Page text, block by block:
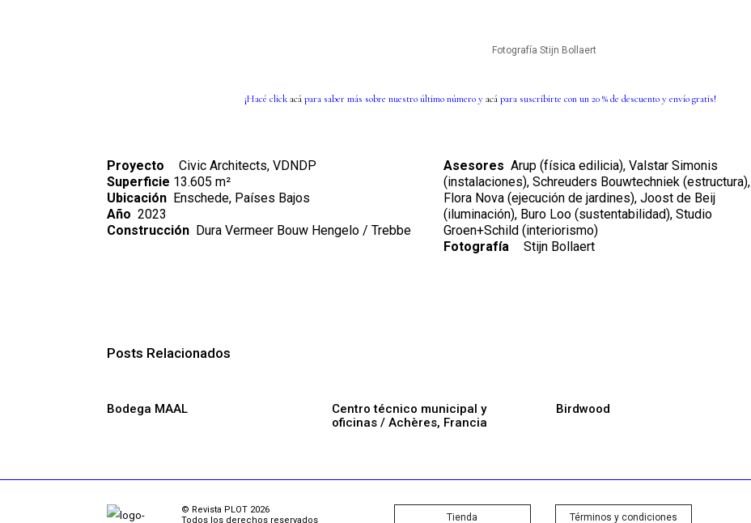
Fotografía Stijn Bollaert
¡Hacé clickacápara saber más sobre nuestro último número yacápara suscribirte con un 20 % de descuento y envío gratis!
Proyecto
Civic Architects, VDNDP
Superficie 13.605 m²
Ubicación Enschede, Países Bajos
Año 2023
Construcción Dura Vermeer Bouw Hengelo / Trebbe
AsesoresArup (física edilicia), Valstar Simonis
(instalaciones), Schreuders Bouwtechniek (estructura),
Flora Nova (ejecución de jardines), Joost de Beij
(iluminación), Buro Loo (sustentabilidad), Studio
Groen+Schild (interiorismo)
Fotografía
Stijn Bollaert
Posts Relacionados
Bodega MAAL
Centro técnico municipal y
oficinas / Achères, Francia
Birdwood
© Revista PLOT 2026
Todos los derechos reservados
Tienda Términos y condiciones